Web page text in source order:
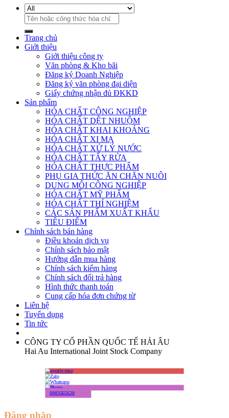
Tìm
kiếm:
Trang chủ
Giới thiệu
Giới thiệu công ty
Văn phòng & Kho bãi
Đăng ký Doanh Nghiệp
Đăng ký văn phòng đại diện
Giấy chứng nhận đủ ĐKKD
Sản phẩm
HÓA CHẤT CÔNG NGHIỆP
HÓA CHẤT DỆT NHUỘM
HÓA CHẤT KHAI KHOÁNG
HÓA CHẤT XI MẠ
HÓA CHẤT XỬ LÝ NƯỚC
HÓA CHẤT TẨY RỬA
HÓA CHẤT THỰC PHẨM
PHỤ GIA THỨC ĂN CHĂN NUÔI
DUNG MÔI CÔNG NGHIỆP
HÓA CHẤT MỸ PHẨM
HÓA CHẤT THÍ NGHIỆM
CÁC SẢN PHẨM XUẤT KHẨU
TIÊU ĐIỂM
Chính sách bán hàng
Điều khoản dịch vụ
Chính sách bảo mật
Hướng dẫn mua hàng
Chính sách kiểm hàng
Chính sách đổi trả hàng
Hình thức thanh toán
Cung cấp hóa đơn chứng từ
Liên hệ
Tuyển dụng
Tin tức
CÔNG TY CỔ PHẦN QUỐC TẾ HẢI ÂU
Hai Au International Joint Stock Company
0983565628
Đăng nhập